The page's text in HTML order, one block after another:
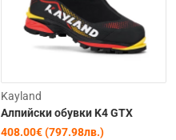
Kayland
Aлпийски обувки K4 GTX
408.00€ (797.98лв.)